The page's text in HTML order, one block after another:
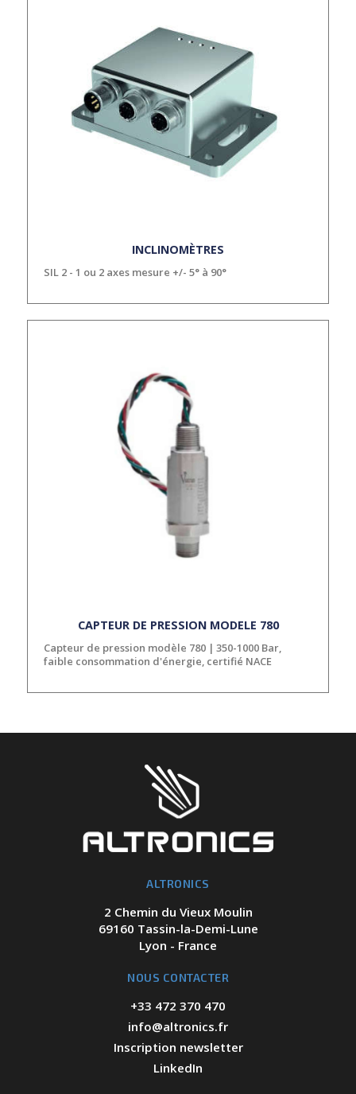
INCLINOMÈTRES
SIL 2 - 1 ou 2 axes mesure +/- 5° à 90°
CAPTEUR DE PRESSION MODELE 780
Capteur de pression modèle 780 | 350-1000 Bar,
faible consommation d'énergie, certifié NACE
ALTRONICS
2 Chemin du Vieux Moulin
69160 Tassin-la-Demi-Lune
Lyon - France
NOUS CONTACTER
+33 472 370 470
info@altronics.fr
Inscription newsletter
LinkedIn